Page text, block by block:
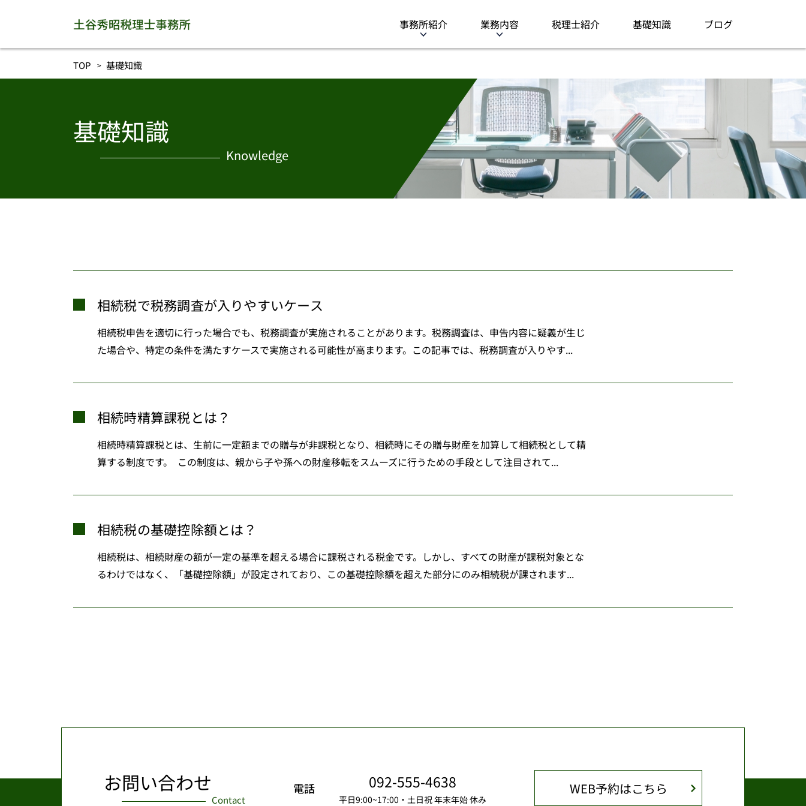
事務所紹介 業務内容 税理士紹介 基礎知識 ブログ
TOP 基礎知識
基礎知識
Knowledge
相続税で税務調査が入りやすいケース
相続税申告を適切に行った場合でも、税務調査が実施されることがあります。税務調査は、申告内容に疑義が生じ
た場合や、特定の条件を満たすケースで実施される可能性が高まります。この記事では、税務調査が入りやす...
相続時精算課税とは？
相続時精算課税とは、生前に一定額までの贈与が非課税となり、相続時にその贈与財産を加算して相続税として精
算する制度です。 この制度は、親から子や孫への財産移転をスムーズに行うための手段として注目されて...
相続税の基礎控除額とは？
相続税は、相続財産の額が一定の基準を超える場合に課税される税金です。しかし、すべての財産が課税対象とな
るわけではなく、「基礎控除額」が設定されており、この基礎控除額を超えた部分にのみ相続税が課されます...
お問い合わせ
Contact
電話 092-555-4638
平日9:00~17:00・土日祝 年末年始 休み
WEB予約はこちら